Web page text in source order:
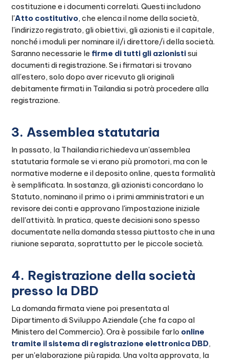
costituzione e i documenti correlati. Questi includono
l'Atto costitutivo, che elenca il nome della società,
l'indirizzo registrato, gli obiettivi, gli azionisti e il capitale,
nonché i moduli per nominare il/i direttore/i della società.
Saranno necessarie le firme di tutti gli azionistisui
documenti di registrazione. Se i firmatari si trovano
all'estero, solo dopo aver ricevuto gli originali
debitamente firmati in Tailandia si potrà procedere alla
registrazione.
3. Assemblea statutaria
In passato, la Thailandia richiedeva un'assemblea
statutaria formale se vi erano più promotori, ma con le
normative moderne e il deposito online, questa formalità
è semplificata. In sostanza, gli azionisti concordano lo
Statuto, nominano il primo o i primi amministratori e un
revisore dei conti e approvano l'impostazione iniziale
dell'attività. In pratica, queste decisioni sono spesso
documentate nella domanda stessa piuttosto che in una
riunione separata, soprattutto per le piccole società.
4. Registrazione della società
presso la DBD
La domanda firmata viene poi presentata al
Dipartimento di Sviluppo Aziendale (che fa capo al
Ministero del Commercio). Ora è possibile farlo online
tramite il sistema di registrazione elettronica DBD,
per un'elaborazione più rapida. Una volta approvata, la